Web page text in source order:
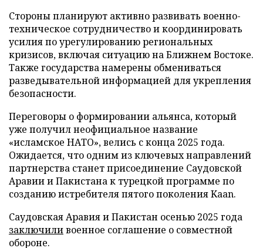
Стороны планируют активно развивать военно-
техническое сотрудничество и координировать
усилия по урегулированию региональных
кризисов, включая ситуацию на Ближнем Востоке.
Также государства намерены обмениваться
разведывательной информацией для укрепления
безопасности.
Переговоры о формировании альянса, который
уже получил неофициальное название
«исламское НАТО», велись с конца 2025 года.
Ожидается, что одним из ключевых направлений
партнерства станет присоединение Саудовской
Аравии и Пакистана к турецкой программе по
созданию истребителя пятого поколения Kaan.
Саудовская Аравия и Пакистан осенью 2025 года
заключиливоенное соглашение о совместной
обороне.